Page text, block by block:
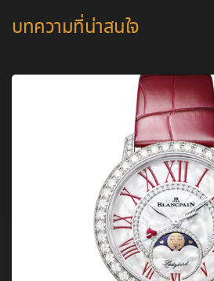
บทความที่น่าสนใจ